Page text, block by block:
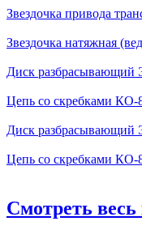
Звездочка привода
Звездочка натяжная
Диск разбрасывающий
Цепь со скребками КО-
Диск разбрасывающий
Цепь со скребками КО-
Смотреть весь